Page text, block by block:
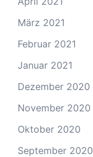
März 2021
Februar 2021
Januar 2021
Dezember 2020
November 2020
Oktober 2020
September 2020